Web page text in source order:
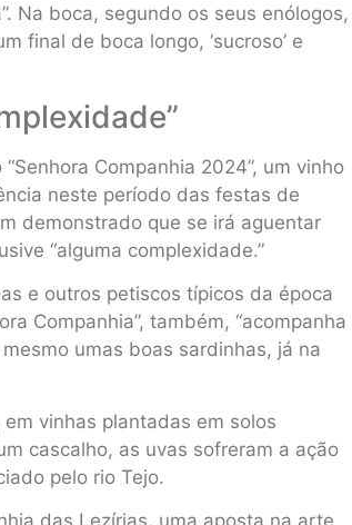
Na boca, segundo os seus enólogos,
final de boca longo, ‘sucroso’ e
Companhia 2024”, um vinho
neste período das festas de
demonstrado que se irá aguentar
“alguma complexidade.”
e outros petiscos típicos da época
Companhia”, também, “acompanha
umas boas sardinhas, já na
vinhas plantadas em solos
cascalho, as uvas sofreram a ação
pelo rio Tejo.